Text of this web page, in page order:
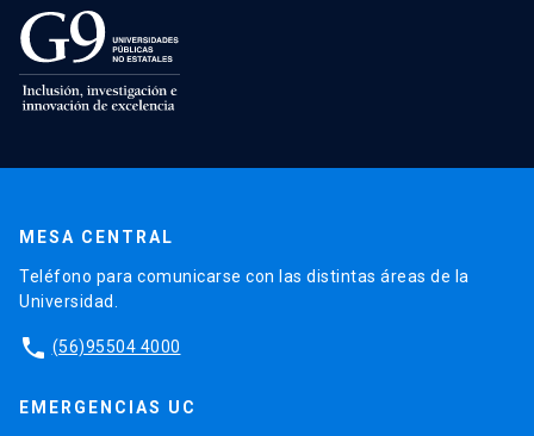
MESA CENTRAL
Teléfono para comunicarse con las distintas áreas de la
Universidad.
phone (56)95504 4000
EMERGENCIAS UC